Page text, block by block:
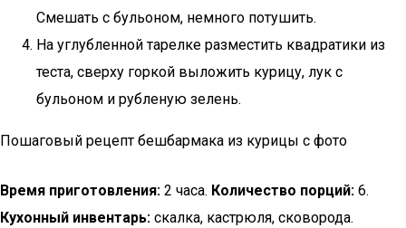
Смешать с бульоном, немного потушить.
На углубленной тарелке разместить квадратики из
теста, сверху горкой выложить курицу, лук с
бульоном и рубленую зелень.
Пошаговый рецепт бешбармака из курицы с фото
Время приготовления: 2 часа. Количество порций: 6.
Кухонный инвентарь: скалка, кастрюля, сковорода.